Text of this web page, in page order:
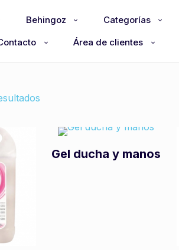
Behingoz Categorías
Área de clientes
Gel ducha y manos